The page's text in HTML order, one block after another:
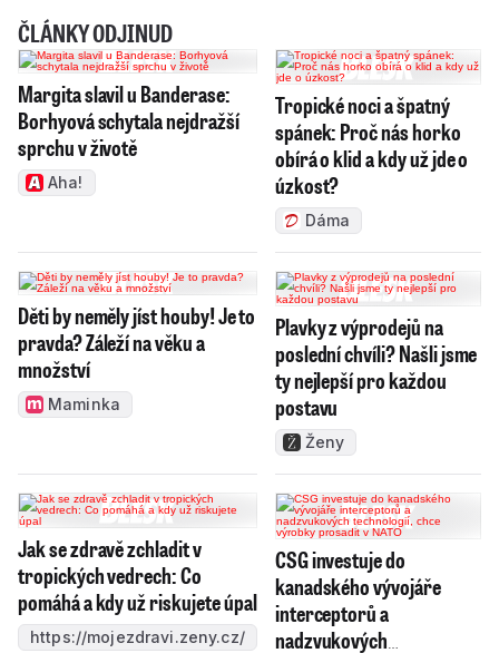
ČLÁNKY ODJINUD
Margita slavil u Banderase:
Borhyová schytala nejdražší
sprchu v životě
Aha!
Tropické noci a špatný
spánek: Proč nás horko
obírá o klid a kdy už jde o
úzkost?
Dáma
Děti by neměly jíst houby! Je to
pravda? Záleží na věku a
množství
Maminka
Plavky z výprodejů na
poslední chvíli? Našli jsme
ty nejlepší pro každou
postavu
Ženy
Jak se zdravě zchladit v
tropických vedrech: Co
pomáhá a kdy už riskujete úpal
https://mojezdravi.zeny.cz/
CSG investuje do
kanadského vývojáře
interceptorů a
nadzvukových